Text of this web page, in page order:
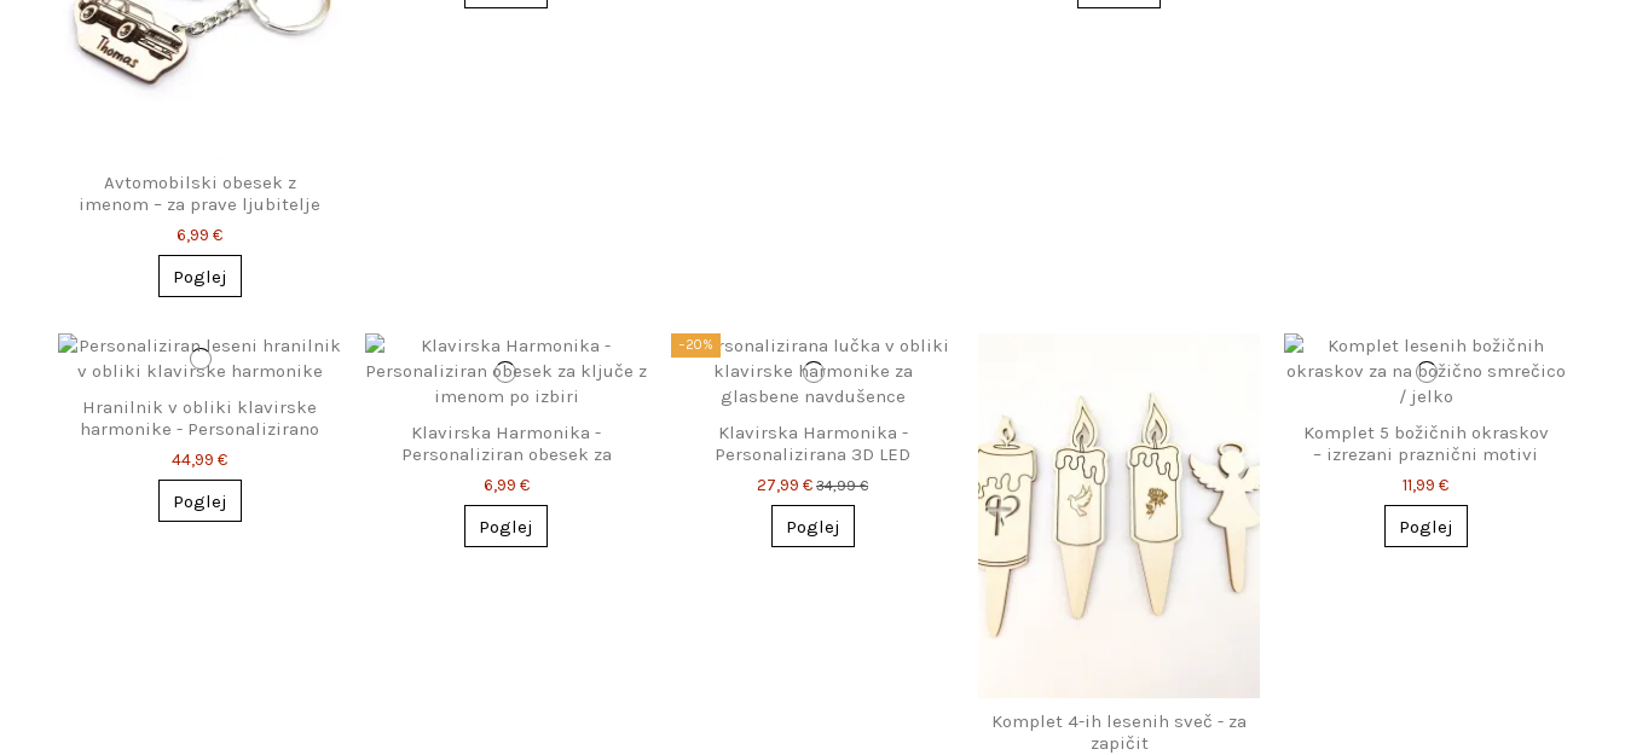
Avtomobilski obesek z
imenom – za prave ljubitelje
avtomobilov
6,99 €
Poglej
Hranilnik v obliki klavirske
harmonike - Personalizirano
darilo za harmonikaše
44,99 €
Poglej
Klavirska Harmonika -
Personaliziran obesek za
ključe z imenom po izbiri
6,99 €
Poglej
−20%
Klavirska Harmonika -
Personalizirana 3D LED
svetilka - Darilo za
harmonikaše
27,99 € 34,99 €
Poglej
Komplet 4-ih lesenih sveč - za
zapičit
Komplet 5 božičnih okraskov
– izrezani praznični motivi
11,99 €
Poglej